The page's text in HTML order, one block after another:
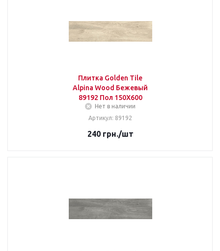
Плитка Golden Tile
Alpina Wood Бежевый
89192 Пол 150Х600
Нет в наличии
Артикул: 89192
240грн./шт